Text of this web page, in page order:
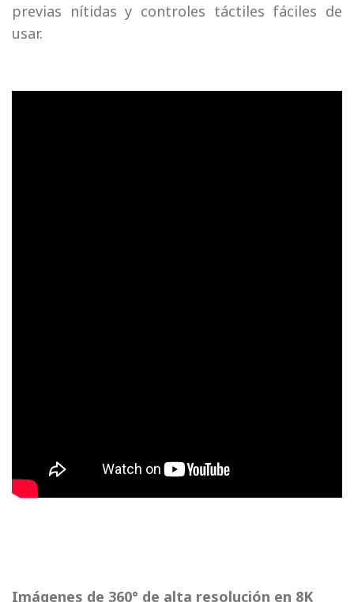
previas nítidas y controles táctiles fáciles de
usar.
Imágenes de 360° de alta resolución en 8K